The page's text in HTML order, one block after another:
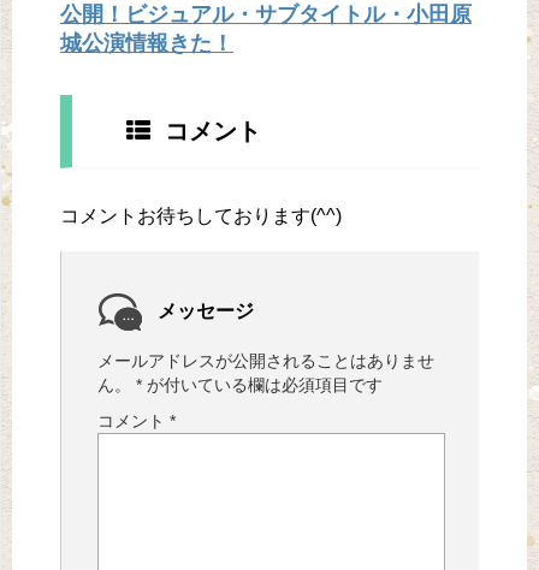
公開！ビジュアル・サブタイトル・小田原
城公演情報きた！
コメント
コメントお待ちしております(^^)
メッセージ
メールアドレスが公開されることはありませ
ん。
* が付いている欄は必須項目です
コメント *